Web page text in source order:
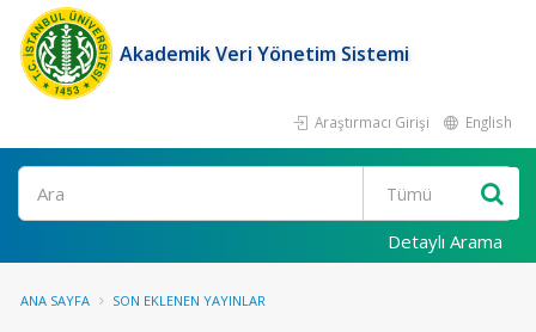
Akademik Veri Yönetim Sistemi
Araştırmacı Girişi English
Ara
Detaylı Arama
ANA SAYFA SON EKLENEN YAYINLAR